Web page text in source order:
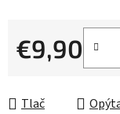
€9,90
Jednotková cena:
Tlač